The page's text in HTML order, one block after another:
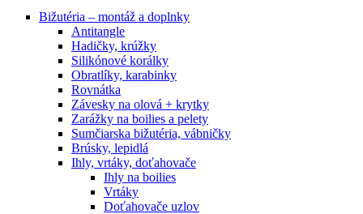
Bižutéria – montáž a doplnky
Antitangle
Hadičky, krúžky
Silikónové korálky
Obratlíky, karabinky
Rovnátka
Závesky na olová + krytky
Zarážky na boilies a pelety
Sumčiarska bižutéria, vábničky
Brúsky, lepidlá
Ihly, vrtáky, doťahovače
Ihly na boilies
Vrtáky
Doťahovače uzlov